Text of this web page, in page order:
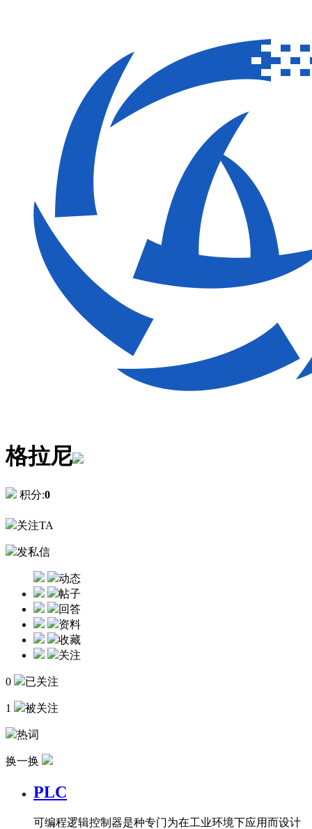
格拉尼
积分:0
关注TA
发私信
动态
帖子
回答
资料
收藏
关注
0 已关注
1 被关注
热词
换一换
PLC
可编程逻辑控制器是种专门为在工业环境下应用而设计